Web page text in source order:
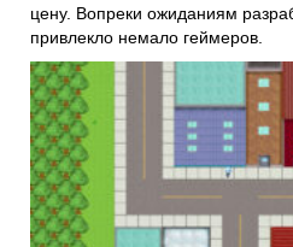
цену. Вопреки ожиданиям
привлекло немало геймеров.